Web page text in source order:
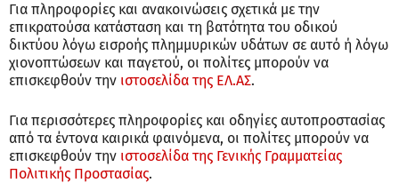
Για πληροφορίες και ανακοινώσεις σχετικά με την
επικρατούσα κατάσταση και τη βατότητα του οδικού
δικτύου λόγω εισροής πλημμυρικών υδάτων σε αυτό ή λόγω
χιονοπτώσεων και παγετού, οι πολίτες μπορούν να
επισκεφθούν την ιστοσελίδα της ΕΛ.ΑΣ.
Για περισσότερες πληροφορίες και οδηγίες αυτοπροστασίας
από τα έντονα καιρικά φαινόμενα, οι πολίτες μπορούν να
επισκεφθούν την ιστοσελίδα της Γενικής Γραμματείας
Πολιτικής Προστασίας.